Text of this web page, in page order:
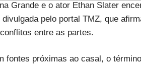
Grande e o ator Ethan Slater
pelo portal TMZ, que
entre as partes.
fontes próximas ao casal, o